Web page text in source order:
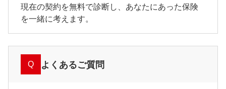
現在の契約を無料で診断し、あなたにあった保険
を一緒に考えます。
Q よくあるご質問